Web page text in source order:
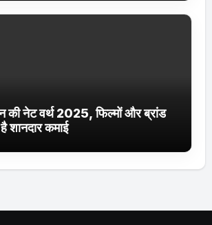
की नेट वर्थ 2025, फिल्मों और ब्रांड
शानदार कमाई